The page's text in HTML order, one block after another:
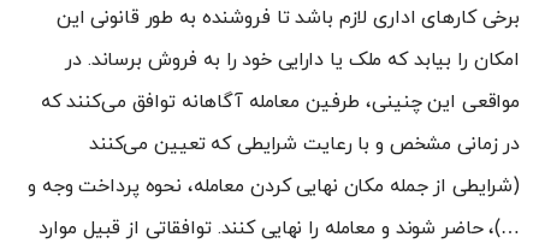
برخی کارهای اداری لازم باشد تا فروشنده به طور قانونی این
امکان را بیابد که ملک یا دارایی خود را به‌ فروش برساند. در
مواقعی این‌ چنینی، طرفین معامله آگاهانه توافق می‌کنند که
در زمانی مشخص و با رعایت شرایطی که تعیین می‌کنند
(شرایطی از جمله مکان نهایی کردن معامله، نحوه پرداخت وجه و
…)، حاضر شوند و معامله را نهایی کنند. توافقاتی از قبیل موارد